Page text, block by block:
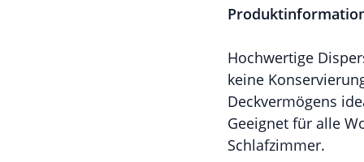
Hochwertige
keine
Deckvermögens
Geeignet für alle
Schlafzimmer.